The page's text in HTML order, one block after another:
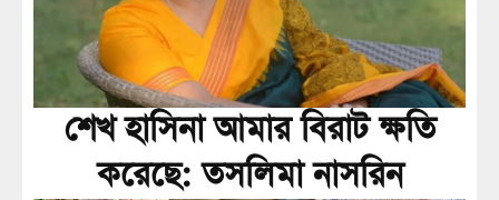
শেখ হাসিনা আমার বিরাট ক্ষতি
করেছে: তসলিমা নাসরিন